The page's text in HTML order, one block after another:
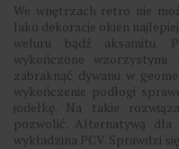
We wnętrzach retro nie
Jako dekoracje okien
weluru bądź aksamitu.
wykończone wzorzystymi
zabraknąć dywanu w
wykończenie podłogi
jodełkę. Na takie
pozwolić. Alternatywą
wykładzina PCV. Sprawdzi